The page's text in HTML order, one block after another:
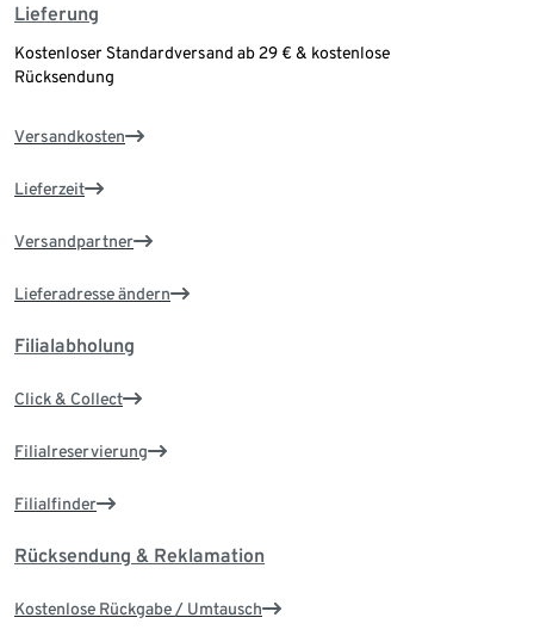
Lieferung
Kostenloser Standardversand ab 29 € & kostenlose
Rücksendung
Versandkosten
Lieferzeit
Versandpartner
Lieferadresse ändern
Filialabholung
Click & Collect
Filialreservierung
Filialfinder
Rücksendung & Reklamation
Kostenlose Rückgabe / Umtausch